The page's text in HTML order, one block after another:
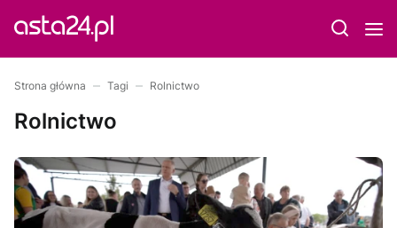
Strona główna Tagi Rolnictwo
Rolnictwo